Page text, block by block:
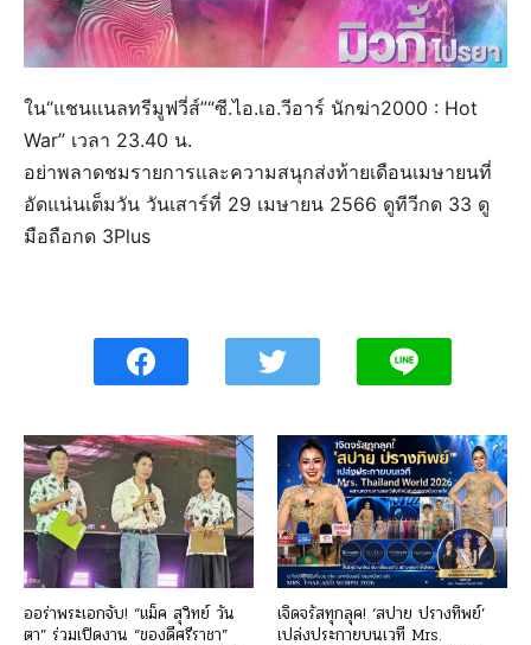
ใน“แชนแนลทรีมูฟวี่ส์”“ซี.ไอ.เอ.วีอาร์ นักฆ่า2000 : Hot
War” เวลา 23.40 น.
อย่าพลาดชมรายการและความสนุกส่งท้ายเดือนเมษายนที่
อัดแน่นเต็มวัน วันเสาร์ที่ 29 เมษายน 2566 ดูทีวีกด 33 ดู
มือถือกด 3Plus
ออร่าพระเอกจับ! “แม็ค สุวิทย์ วัน
ตา” ร่วมเปิดงาน “ของดีศรีราชา”
เจิดจรัสทุกลุค! ‘สปาย ปรางทิพย์’
เปล่งประกายบนเวที Mrs.